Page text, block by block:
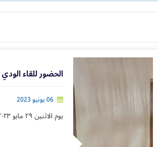
الحضور للقاء
06 يونيو 2023
يوم الاثنين ٢٩ مايو ٢٠٢٣ م